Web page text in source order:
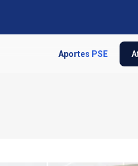
Aportes PSE